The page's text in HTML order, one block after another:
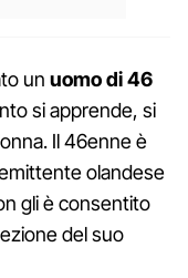
un uomo di 46
si apprende, si
Il 46enne è
olandese
gli è consentito
del suo